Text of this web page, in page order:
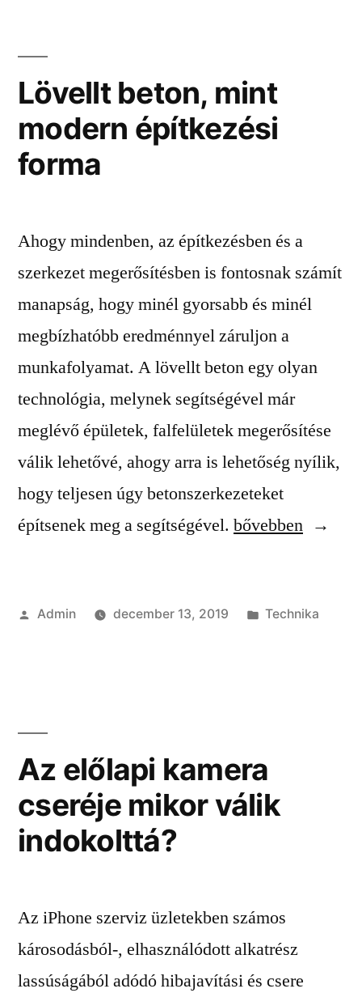
Lövellt beton, mint
modern építkezési
forma
Ahogy mindenben, az építkezésben és a
szerkezet megerősítésben is fontosnak számít
manapság, hogy minél gyorsabb és minél
megbízhatóbb eredménnyel záruljon a
munkafolyamat. A lövellt beton egy olyan
technológia, melynek segítségével már
meglévő épületek, falfelületek megerősítése
válik lehetővé, ahogy arra is lehetőség nyílik,
hogy teljesen úgy betonszerkezeteket
építsenek meg a segítségével. “Lövellt
modern
bővebben
Szerző:
Admin december 13, 2019 Kategória:
Technika
Az előlapi kamera
cseréje mikor válik
indokolttá?
Az iPhone szerviz üzletekben számos
károsodásból-, elhasználódott alkatrész
lassúságából adódó hibajavítási és csere